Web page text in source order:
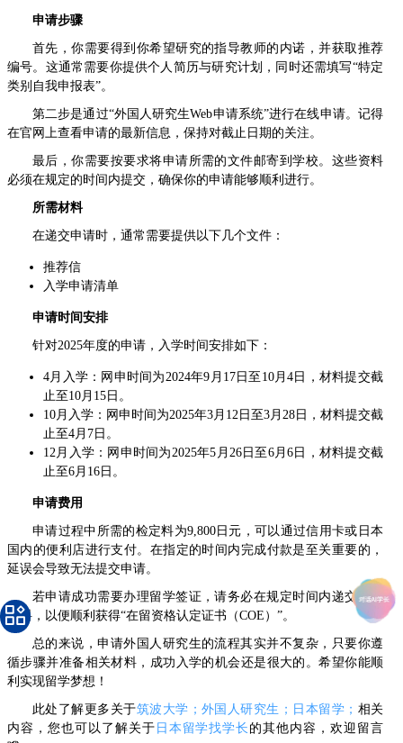
申请步骤
首先，你需要得到你希望研究的指导教师的内诺，并获取推荐
编号。这通常需要你提供个人简历与研究计划，同时还需填写“特定
类别自我申报表”。
第二步是通过“外国人研究生Web申请系统”进行在线申请。记得
在官网上查看申请的最新信息，保持对截止日期的关注。
最后，你需要按要求将申请所需的文件邮寄到学校。这些资料
必须在规定的时间内提交，确保你的申请能够顺利进行。
所需材料
在递交申请时，通常需要提供以下几个文件：
推荐信
入学申请清单
申请时间安排
针对2025年度的申请，入学时间安排如下：
4月入学：网申时间为2024年9月17日至10月4日，材料提交截
止至10月15日。
10月入学：网申时间为2025年3月12日至3月28日，材料提交截
止至4月7日。
12月入学：网申时间为2025年5月26日至6月6日，材料提交截
止至6月16日。
申请费用
申请过程中所需的检定料为9,800日元，可以通过信用卡或日本
国内的便利店进行支付。在指定的时间内完成付款是至关重要的，
延误会导致无法提交申请。
若申请成功需要办理留学签证，请务必在规定时间内递交相关
材料，以便顺利获得“在留资格认定证书（COE）”。
总的来说，申请外国人研究生的流程其实并不复杂，只要你遵
循步骤并准备相关材料，成功入学的机会还是很大的。希望你能顺
利实现留学梦想！
此处了解更多关于筑波大学；外国人研究生；日本留学； 相关
内容，您也可以了解关于 日本留学找学长 的其他内容，欢迎留言